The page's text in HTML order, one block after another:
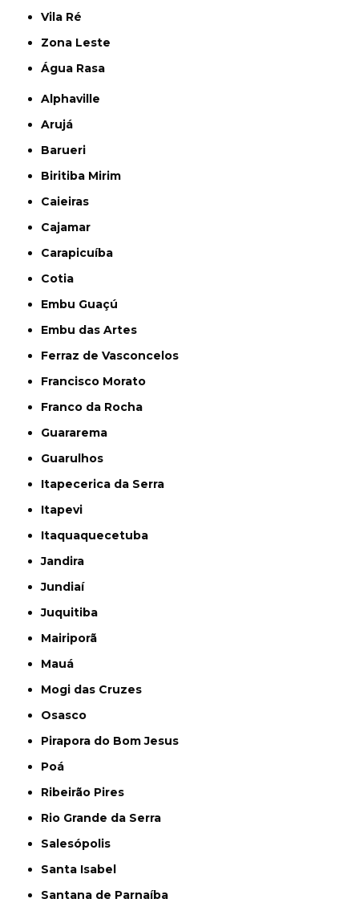
Vila Ré
Zona Leste
Água Rasa
Alphaville
Arujá
Barueri
Biritiba Mirim
Caieiras
Cajamar
Carapicuíba
Cotia
Embu Guaçú
Embu das Artes
Ferraz de Vasconcelos
Francisco Morato
Franco da Rocha
Guararema
Guarulhos
Itapecerica da Serra
Itapevi
Itaquaquecetuba
Jandira
Jundiaí
Juquitiba
Mairiporã
Mauá
Mogi das Cruzes
Osasco
Pirapora do Bom Jesus
Poá
Ribeirão Pires
Rio Grande da Serra
Salesópolis
Santa Isabel
Santana de Parnaíba